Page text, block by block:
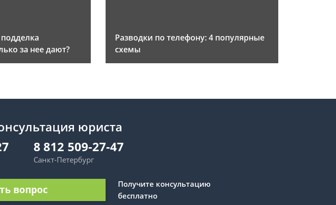
за нее дают?
Разводки по телефону: 4 популярные
схемы
юриста
8 812 509-27-47
Санкт-Петербург
вопрос
Получите консультацию
бесплатно